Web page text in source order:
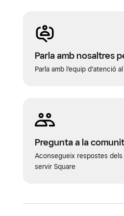
Parla amb nosaltres
Parla amb l’equip d’atenció
Pregunta a la
Aconsegueix respostes
servir Square